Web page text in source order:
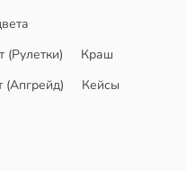
(Рулетки)
Краш
(Апгрейд)
Кейсы